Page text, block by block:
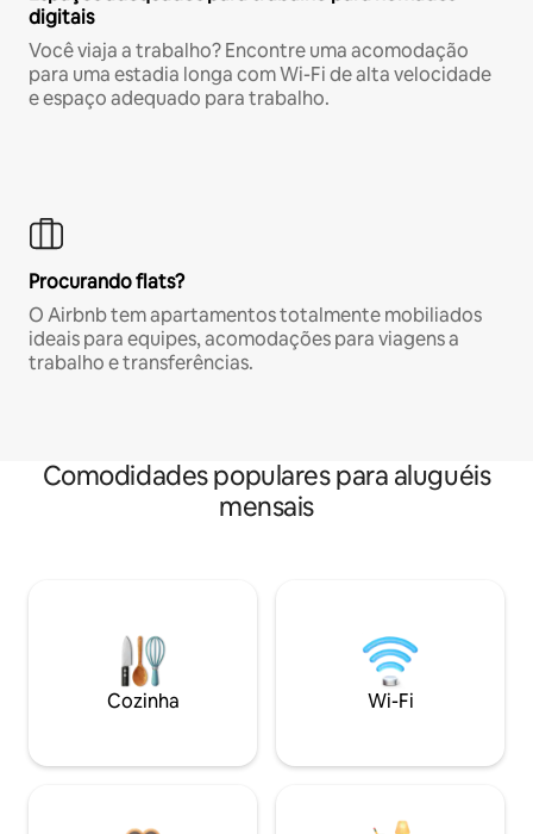
digitais
Você viaja a trabalho? Encontre uma acomodação
para uma estadia longa com Wi-Fi de alta velocidade
e espaço adequado para trabalho.
Procurando flats?
O Airbnb tem apartamentos totalmente mobiliados
ideais para equipes, acomodações para viagens a
trabalho e transferências.
Comodidades populares para aluguéis
mensais
Cozinha Wi-Fi